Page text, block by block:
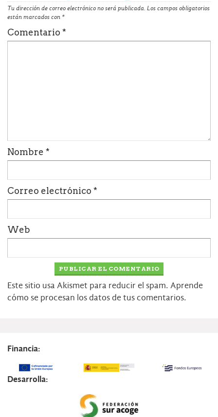
Tu dirección de correo electrónico no será publicada. Los campos obligatorios
están marcados con *
Comentario *
Nombre *
Correo electrónico *
Web
Este sitio usa Akismet para reducir el spam. Aprende
cómo se procesan los datos de tus comentarios.
Financia:
Desarrolla: